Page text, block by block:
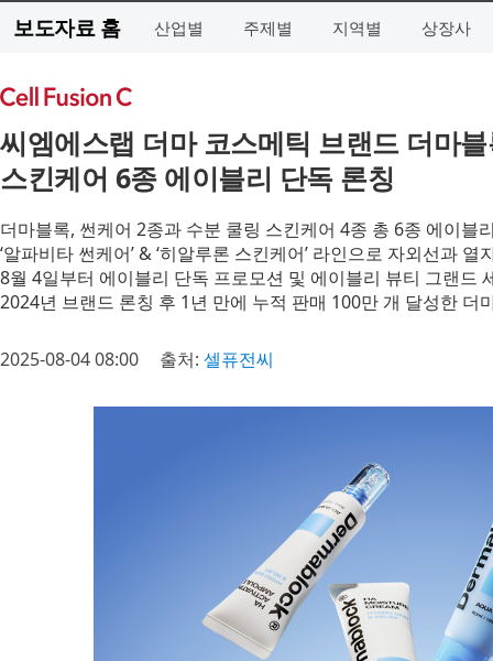
보도자료 홈 산업별 주제별 지역별 상장사
씨엠에스랩 더마 코스메틱 브랜드 더마
스킨케어 6종 에이블리 단독 론칭
더마블록, 썬케어 2종과 수분 쿨링 스킨케어 4종 총 6종 에이블
‘알파비타 썬케어’ & ‘히알루론 스킨케어’ 라인으로 자외선과
8월 4일부터 에이블리 단독 프로모션 및 에이블리 뷰티 그랜드
2024년 브랜드 론칭 후 1년 만에 누적 판매 100만 개 달성한
2025-08-04 08:00 출처: 셀퓨전씨